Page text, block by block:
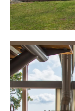
upp sig. Stora
gränsen mellan
huset. Köket,
utrustning man
diskbänk,
Gott om
mat med stor